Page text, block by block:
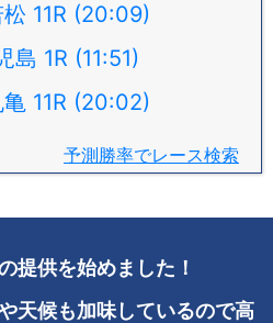
11R (20:09)
島 1R (11:51)
亀 11R (20:02)
予測勝率でレース検索
提供を始めました！
天候も加味しているので高